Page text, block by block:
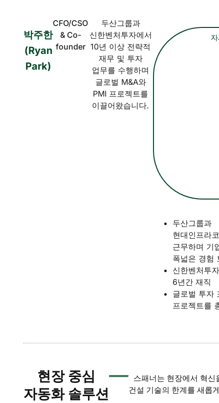
박주한
(Ryan
Park)
CFO/CSO
& Co-
founder
두산그룹과
신한벤처투자에서
10년 이상 전략적
재무 및 투자
업무를 수행하며
글로벌 M&A와
PMI 프로젝트를
이끌어왔습니다.
두산그룹과
현대인프라
근무하며 기
폭넓은 경험
신한벤처투
6년간 재직
글로벌 투자
프로젝트를
현장 중심
자동화 솔루션
스패너는 현장에서 혁신
건설 기술의 한계를 새롭